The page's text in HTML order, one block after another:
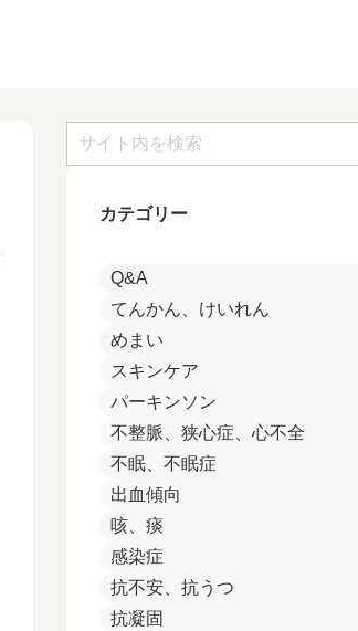
カテゴリー
Q&A
てんかん、けいれん
めまい
スキンケア
パーキンソン
不整脈、狭心症、心不全
不眠、不眠症
出血傾向
咳、痰
感染症
抗不安、抗うつ
抗凝固